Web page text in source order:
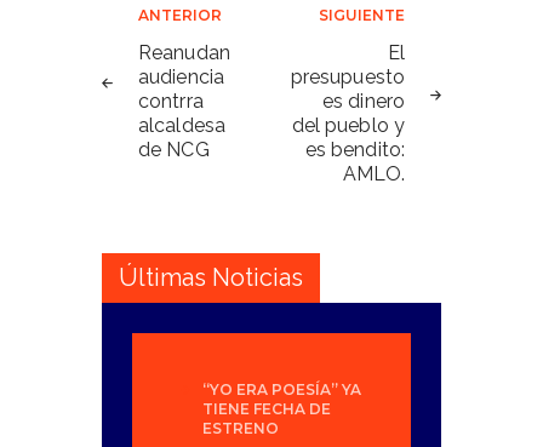
Navegación
de
entradas
ANTERIOR
Reanudan
audiencia
contrra
alcaldesa
de NCG
SIGUIENTE
El
presupuesto
es dinero
del pueblo y
es bendito:
AMLO.
Últimas Noticias
“YO ERA POESÍA” YA
TIENE FECHA DE
ESTRENO